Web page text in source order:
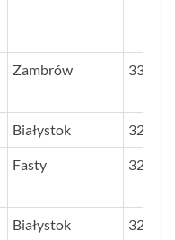
Zambrów 33,2
Białystok 32,8
Fasty 32,7
Białystok 32,4